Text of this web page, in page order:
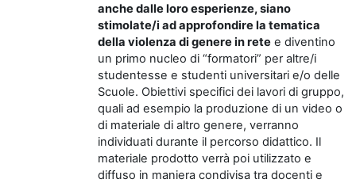
anche dalle loro esperienze, siano
stimolate/i ad approfondire la tematica
della violenza di genere in rete e diventino
un primo nucleo di “formatori” per altre/i
studentesse e studenti universitari e/o delle
Scuole. Obiettivi specifici dei lavori di gruppo,
quali ad esempio la produzione di un video o
di materiale di altro genere, verranno
individuati durante il percorso didattico. Il
materiale prodotto verrà poi utilizzato e
diffuso in maniera condivisa tra docenti e